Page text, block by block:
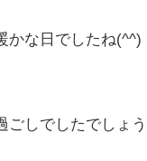
かな日でしたね(^^)
ごしでしたでしょ